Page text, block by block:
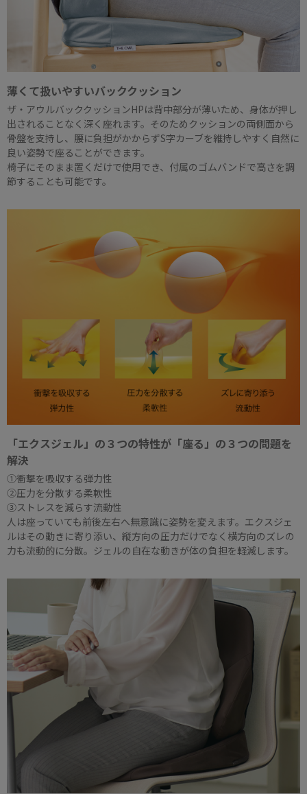
薄くて扱いやすいバッククッション
ザ・アウルバッククッションHPは背中部分が薄いため、身体が押し
出されることなく深く座れます。そのためクッションの両側面から
骨盤を支持し、腰に負担がかからずS字カーブを維持しやすく自然に
良い姿勢で座ることができます。
椅子にそのまま置くだけで使用でき、付属のゴムバンドで高さを調
節することも可能です。
「エクスジェル」の３つの特性が「座る」の３つの問題を
解決
①衝撃を吸収する弾力性
②圧力を分散する柔軟性
③ストレスを減らす流動性
人は座っていても前後左右へ無意識に姿勢を変えます。エクスジェ
ルはその動きに寄り添い、縦方向の圧力だけでなく横方向のズレの
力も流動的に分散。ジェルの自在な動きが体の負担を軽減します。